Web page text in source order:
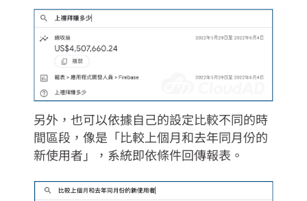
另外，也可以依據自己的設定比較不同的時
間區段，像是「比較上個月和去年同月份的
新使用者」，系統即依條件回傳報表。